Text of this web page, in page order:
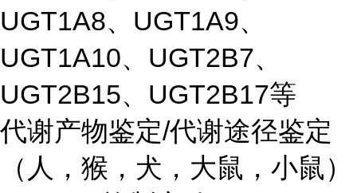
UGT1A8、UGT1A9、
UGT1A10、UGT2B7、
UGT2B15、UGT2B17等
代谢产物鉴定/代谢途径鉴定
（人，猴，犬，大鼠，小鼠）